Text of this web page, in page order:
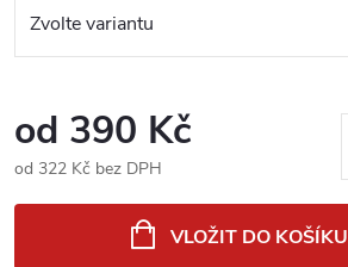
od 390 Kč
od 322 Kč bez DPH
VLOŽIT DO KOŠÍKU